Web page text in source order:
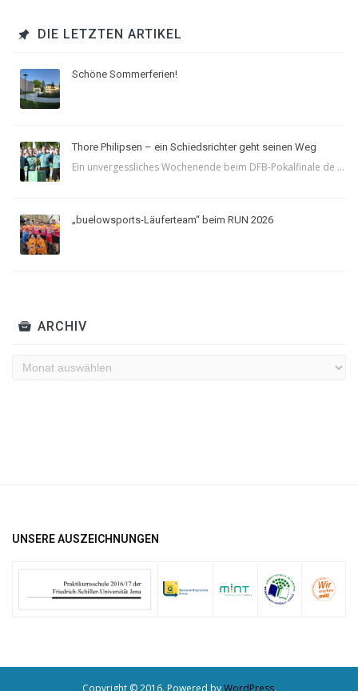
DIE LETZTEN ARTIKEL
Schöne Sommerferien!
Thore Philipsen – ein Schiedsrichter geht seinen Weg
Ein unvergessliches Wochenende beim DFB-Pokalfinale de ...
„buelowsports-Läuferteam“ beim RUN 2026
ARCHIV
Archiv
UNSERE AUSZEICHNUNGEN